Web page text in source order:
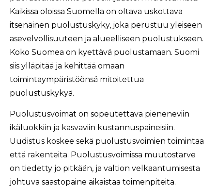
Kaikissa oloissa Suomella on oltava uskottava
itsenäinen puolustuskyky, joka perustuu yleiseen
asevelvollisuuteen ja alueelliseen puolustukseen.
Koko Suomea on kyettävä puolustamaan. Suomi
siis ylläpitää ja kehittää omaan
toimintaympäristöönsä mitoitettua
puolustuskykyä.
Puolustusvoimat on sopeutettava pieneneviin
ikäluokkiin ja kasvaviin kustannuspaineisiin.
Uudistus koskee sekä puolustusvoimien toimintaa
että rakenteita. Puolustusvoimissa muutostarve
on tiedetty jo pitkään, ja valtion velkaantumisesta
johtuva säästöpaine aikaistaa toimenpiteitä.